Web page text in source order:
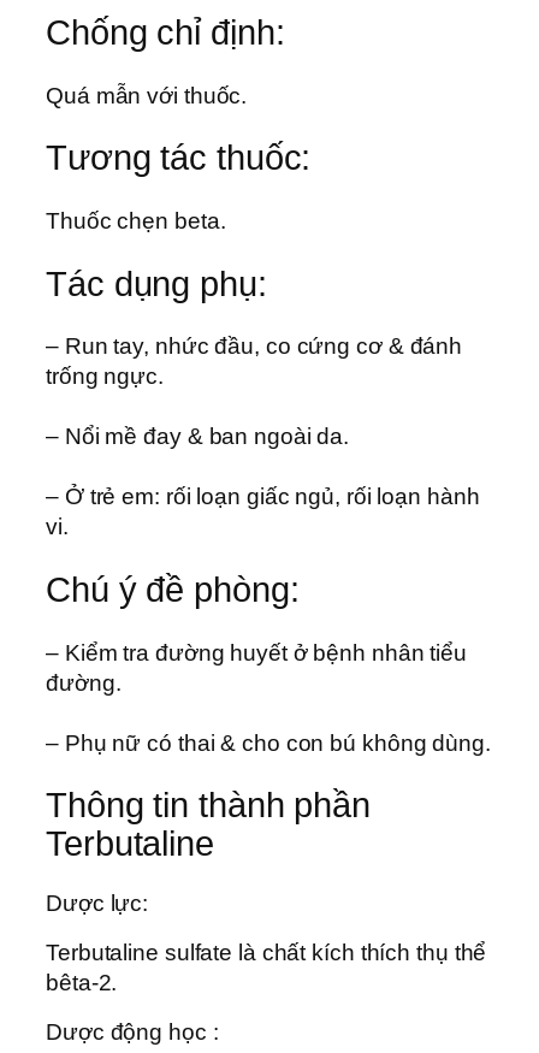
Chống chỉ định:
Quá mẫn với thuốc.
Tương tác thuốc:
Thuốc chẹn beta.
Tác dụng phụ:
– Run tay, nhức đầu, co cứng cơ & đánh
trống ngực.
– Nổi mề đay & ban ngoài da.
– Ở trẻ em: rối loạn giấc ngủ, rối loạn hành
vi.
Chú ý đề phòng:
– Kiểm tra đường huyết ở bệnh nhân tiểu
đường.
– Phụ nữ có thai & cho con bú không dùng.
Thông tin thành phần
Terbutaline
Dược lực:
Terbutaline sulfate là chất kích thích thụ thể
bêta-2.
Dược động học :